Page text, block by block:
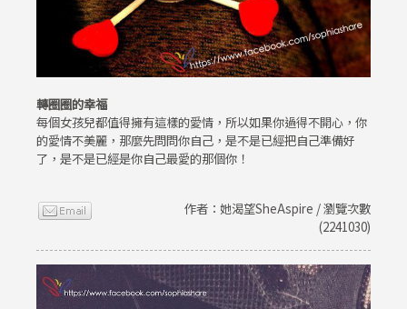
轉圈圈的幸福
每個女孩兒都值得擁有這樣的愛情，所以如果你過得不開心，你
的愛情不美麗，那麼先問問你自己，是不是已經把自己準備好
了，是不是已經是你自己最愛的那個你！
作者：她渴望SheAspire / 瀏覽次數
(2241030)